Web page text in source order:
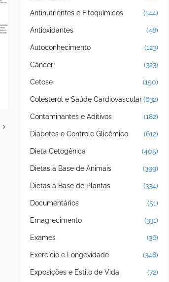
Antinutrientes e Fitoquímicos (144)
Antioxidantes (48)
Autoconhecimento (123)
Câncer (323)
Cetose (150)
Colesterol e Saúde Cardiovascular(632)
Contaminantes e Aditivos (182)
Diabetes e Controle Glicêmico (612)
Dieta Cetogênica (405)
Dietas à Base de Animais (399)
Dietas à Base de Plantas (334)
Documentários (51)
Emagrecimento (331)
Exames (36)
Exercício e Longevidade (348)
Exposições e Estilo de Vida (72)